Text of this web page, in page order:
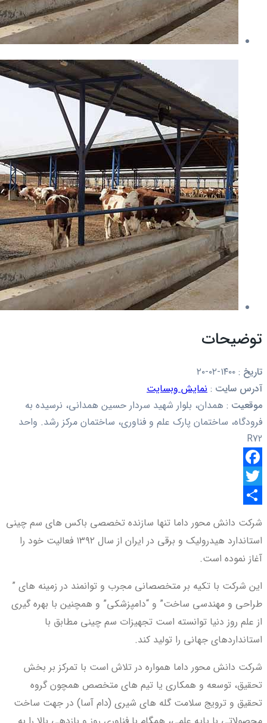
توضیحات
تاریخ :
آدرس سایت : نمایش وبسایت
موقعیت : همدان، بلوار شهید سردار حسین همدانی، نرسیده به
فرودگاه، ساختمان پارک علم و فناوری، ساختمان مرکز رشد. واحد
R72
Facebook
Twitter
گذاری
شرکت دانش محور داما تنها سازنده تخصصی باکس های سم چینی
استاندارد هیدرولیک و برقی در ایران از سال ۱۳۹۲ فعالیت خود را
آغاز نموده است.
این شرکت با تکیه بر متخصصانی مجرب و توانمند در زمینه های ”
طراحی و مهندسی ساخت” و “دامپزشکی” و همچنین با بهره گیری
از علم روز دنیا توانسته است تجهیزات سم چینی مطابق با
استانداردهای جهانی را تولید کند.
شرکت دانش محور داما همواره در تلاش است با تمرکز بر بخش
تحقیق، توسعه و همکاری یا تیم های متخصص همچون گروه
تحقیق و ترویج سلامت گله های شیری (دام آسا) در جهت ساخت